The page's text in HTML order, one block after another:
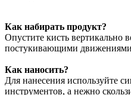
Как набирать продукт?
Опустите кисть вертикально
постукивающими движениями
Как наносить?
Для нанесения используйте
инструментов, а нежно